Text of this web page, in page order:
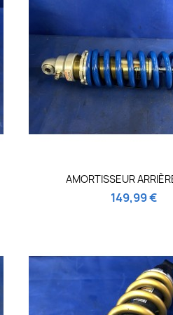
Vizualizare
AMORTISSEUR
149,99 €